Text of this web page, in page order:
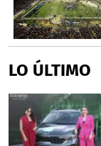
LO ÚLTIMO